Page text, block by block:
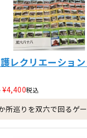
レクリエーショ
¥4,400税込
所巡りを双六で回るゲー